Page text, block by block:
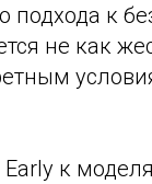
подхода к
не как
Early к